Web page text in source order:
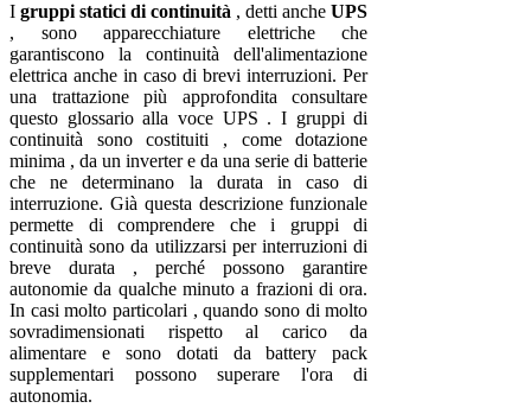
Igruppi statici di continuità , detti ancheUPS
, sono apparecchiature elettriche che
garantiscono la continuità dell'alimentazione
elettrica anche in caso di brevi interruzioni. Per
una trattazione più approfondita consultare
questo glossario alla voce UPS . I gruppi di
continuità sono costituiti , come dotazione
minima , da un inverter e da una serie di batterie
che ne determinano la durata in caso di
interruzione. Già questa descrizione funzionale
permette di comprendere che i gruppi di
continuità sono da utilizzarsi per interruzioni di
breve durata , perché possono garantire
autonomie da qualche minuto a frazioni di ora.
In casi molto particolari , quando sono di molto
sovradimensionati rispetto al carico da
alimentare e sono dotati da battery pack
supplementari possono superare l'ora di
autonomia.